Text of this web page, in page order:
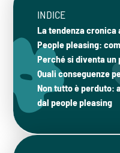
INDICE
La tendenza
People pleasing:
Perché si diventa un
Quali conseguenze
Non tutto è perduto:
dal people pleasing